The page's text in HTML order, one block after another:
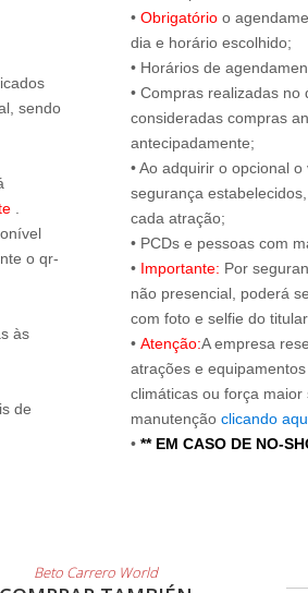
sendo
o qr-
às
de
• Obrigatório o
dia e horário escolhido;
• Horários de
• Compras realizadas
consideradas compras
antecipadamente;
• Ao adquirir o opcional
segurança
cada atração;
• PCDs e pessoas com
• Importante: Por
não presencial, poderá
com foto e selfie do
• Atenção:A empresa
atrações e
climáticas ou força
manutenção clicando
• ** EM CASO DE NO-
Beto Carrero World